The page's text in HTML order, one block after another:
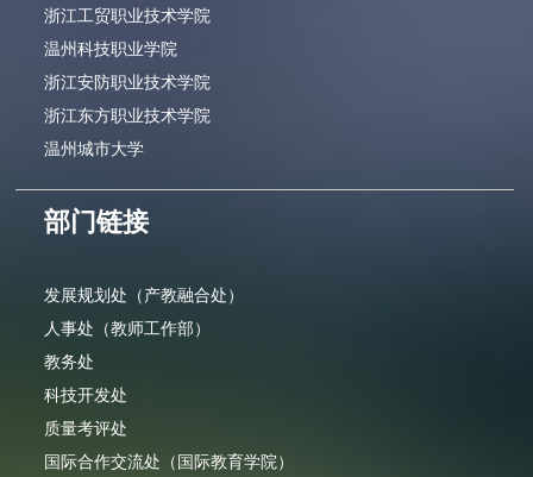
浙江工贸职业技术学院
温州科技职业学院
浙江安防职业技术学院
浙江东方职业技术学院
温州城市大学
部门链接
发展规划处（产教融合处）
人事处（教师工作部）
教务处
科技开发处
质量考评处
国际合作交流处（国际教育学院）